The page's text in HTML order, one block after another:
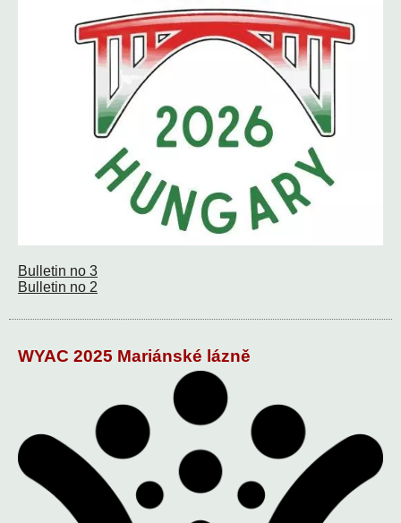
Bulletin no 3
Bulletin no 2
WYAC 2025 Mariánské lázně